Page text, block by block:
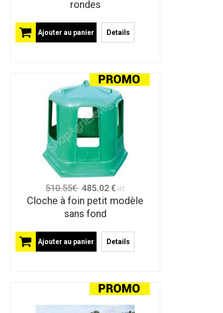
rondes
Ajouter au panier Details
510.55€ 485.02 € HT
Cloche à foin petit modèle
sans fond
Ajouter au panier Details